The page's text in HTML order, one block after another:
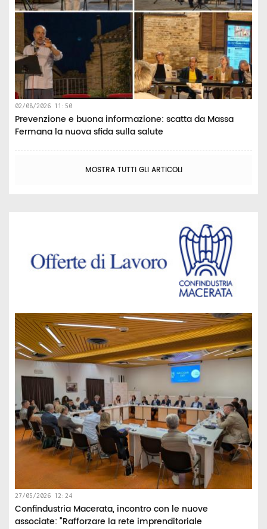
02/08/2026 11:50
Prevenzione e buona informazione: scatta da Massa
Fermana la nuova sfida sulla salute
MOSTRA TUTTI GLI ARTICOLI
27/05/2026 12:24
Confindustria Macerata, incontro con le nuove
associate: “Rafforzare la rete imprenditoriale